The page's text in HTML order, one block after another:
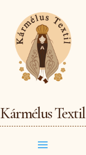
Kármélus Textil